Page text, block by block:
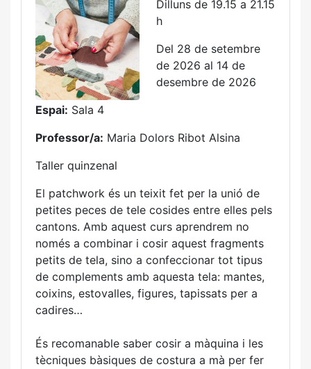
Dilluns de 19.15 a 21.15
h
Del 28 de setembre
de 2026 al 14 de
desembre de 2026
Espai: Sala 4
Professor/a: Maria Dolors Ribot Alsina
Taller quinzenal
El patchwork és un teixit fet per la unió de
petites peces de tele cosides entre elles pels
cantons. Amb aquest curs aprendrem no
només a combinar i cosir aquest fragments
petits de tela, sino a confeccionar tot tipus
de complements amb aquesta tela: mantes,
coixins, estovalles, figures, tapissats per a
cadires…
És recomanable saber cosir a màquina i les
tècniques bàsiques de costura a mà per fer